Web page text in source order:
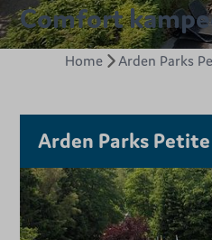
Comfort
Home Arden Parks
Arden Parks Petite